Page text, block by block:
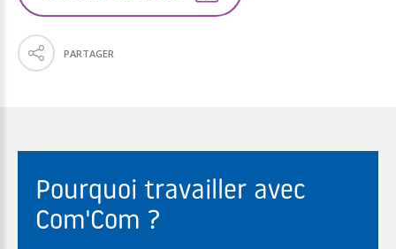
PARTAGER
Pourquoi travailler avec
Com'Com ?